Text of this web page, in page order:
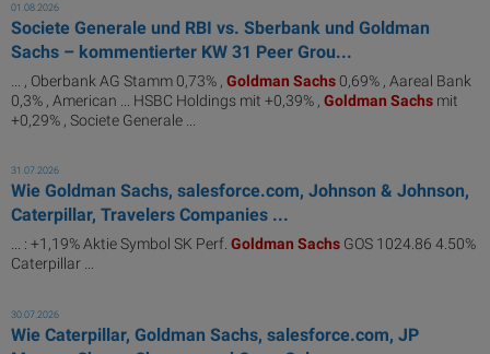
01.08.2026
Societe Generale und RBI vs. Sberbank und Goldman
Sachs – kommentierter KW 31 Peer Grou...
... , Oberbank AG Stamm 0,73% , Goldman Sachs 0,69% , Aareal Bank
0,3% , American ... HSBC Holdings mit +0,39% , Goldman Sachs mit
+0,29% , Societe Generale ...
31.07.2026
Wie Goldman Sachs, salesforce.com, Johnson & Johnson,
Caterpillar, Travelers Companies ...
... : +1,19% Aktie Symbol SK Perf. Goldman Sachs GOS 1024.86 4.50%
Caterpillar ...
30.07.2026
Wie Caterpillar, Goldman Sachs, salesforce.com, JP